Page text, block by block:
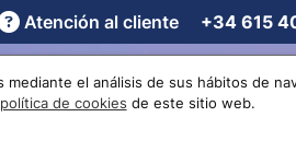
Atención al cliente +34 615
Trabaja con nosotros
el análisis de sus hábitos de
política de cookies de este sitio web.